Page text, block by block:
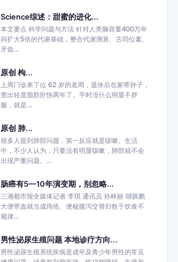
Science综述：甜蜜的进化...
本文要点 科学问题与方法 针对人类脑容量400万年
间扩大5倍的代谢基础，整合代谢测算、古同位素、
牙齿...
原创 枸...
上周门诊来了位 62 岁的老周，退休后在家带孙子，
查出轻度脂肪肝快两年了。平时没什么明显不舒
服，就是...
原创 肺...
很多人提到肺部问题，第一反应就是咳嗽。生活
中，不少人认为，只要没有明显咳嗽，肺部就不会
出现严重问题。...
肠癌有5—10年演变期，别忽略...
三湘都市报全媒体记者 李琪 通讯员 孙林丽 胡骐鹏
大便带血就当成痔疮、便秘腹泻交替归咎于饮食不
规律...
男性泌尿生殖问题 本地诊疗方向...
男性泌尿生殖系统疾病是成年及青少年男性的常见